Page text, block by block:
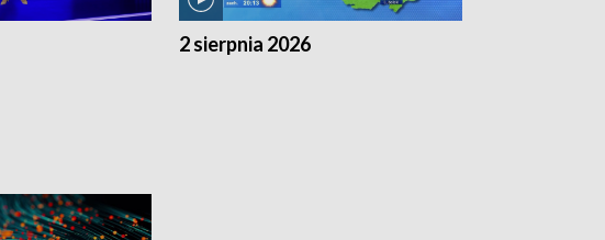
2 sierpnia 2026